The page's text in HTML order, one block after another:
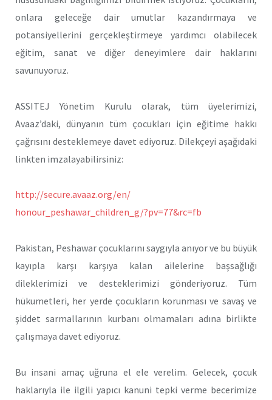
onlara geleceğe dair umutlar kazandırmaya ve
potansiyellerini gerçekleştirmeye yardımcı olabilecek
eğitim, sanat ve diğer deneyimlere dair haklarını
savunuyoruz.
ASSITEJ Yönetim Kurulu olarak, tüm üyelerimizi,
Avaaz’daki, dünyanın tüm çocukları için eğitime hakkı
çağrısını desteklemeye davet ediyoruz. Dilekçeyi aşağıdaki
linkten imzalayabilirsiniz:
http://secure.avaaz.org/en/
honour_peshawar_children_g/?pv=77&rc=fb
Pakistan, Peshawar çocuklarını saygıyla anıyor ve bu büyük
kayıpla karşı karşıya kalan ailelerine başsağlığı
dileklerimizi ve desteklerimizi gönderiyoruz. Tüm
hükumetleri, her yerde çocukların korunması ve savaş ve
şiddet sarmallarının kurbanı olmamaları adına birlikte
çalışmaya davet ediyoruz.
Bu insani amaç uğruna el ele verelim. Gelecek, çocuk
haklarıyla ile ilgili yapıcı kanuni tepki verme becerimize